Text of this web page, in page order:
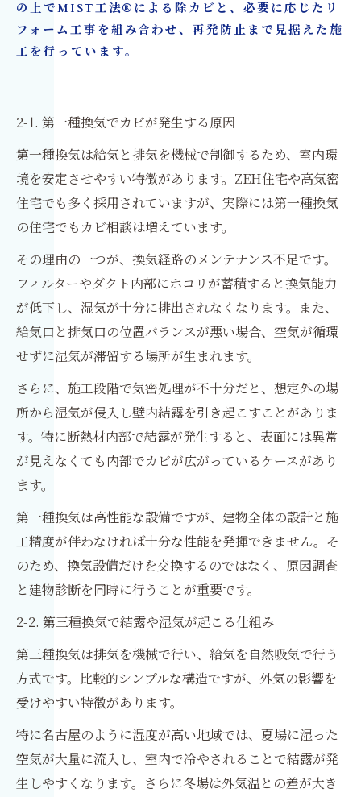
の上でMIST工法®による除カビと、必要に応じたリ
フォーム工事を組み合わせ、再発防止まで見据えた施
工を行っています。
2-1. 第一種換気でカビが発生する原因
第一種換気は給気と排気を機械で制御するため、室内環
境を安定させやすい特徴があります。ZEH住宅や高気密
住宅でも多く採用されていますが、実際には第一種換気
の住宅でもカビ相談は増えています。
その理由の一つが、換気経路のメンテナンス不足です。
フィルターやダクト内部にホコリが蓄積すると換気能力
が低下し、湿気が十分に排出されなくなります。また、
給気口と排気口の位置バランスが悪い場合、空気が循環
せずに湿気が滞留する場所が生まれます。
さらに、施工段階で気密処理が不十分だと、想定外の場
所から湿気が侵入し壁内結露を引き起こすことがありま
す。特に断熱材内部で結露が発生すると、表面には異常
が見えなくても内部でカビが広がっているケースがあり
ます。
第一種換気は高性能な設備ですが、建物全体の設計と施
工精度が伴わなければ十分な性能を発揮できません。そ
のため、換気設備だけを交換するのではなく、原因調査
と建物診断を同時に行うことが重要です。
2-2. 第三種換気で結露や湿気が起こる仕組み
第三種換気は排気を機械で行い、給気を自然吸気で行う
方式です。比較的シンプルな構造ですが、外気の影響を
受けやすい特徴があります。
特に名古屋のように湿度が高い地域では、夏場に湿った
空気が大量に流入し、室内で冷やされることで結露が発
生しやすくなります。さらに冬場は外気温との差が大き